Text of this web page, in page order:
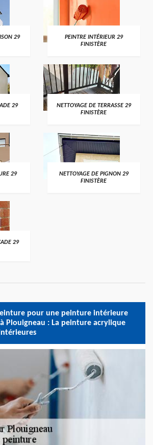
29
PEINTRE INTÉRIEUR 29
FINISTÈRE
29
NETTOYAGE DE TERRASSE 29
FINISTÈRE
29
NETTOYAGE DE PIGNON 29
FINISTÈRE
29
pour une peinture intérieure
Plouigneau : La peinture acrylique